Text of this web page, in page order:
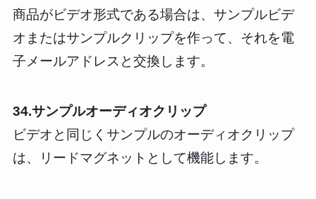
商品がビデオ形式である場合は、サンプルビデ
オまたはサンプルクリップを作って、それを電
子メールアドレスと交換します。
34.サンプルオーディオクリップ
ビデオと同じくサンプルのオーディオクリップ
は、リードマグネットとして機能します。